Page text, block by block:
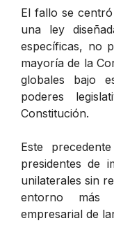
El fallo se
una ley
específicas, no
mayoría de la
globales bajo
poderes
Constitución.
Este
presidentes de
unilaterales sin
entorno más
empresarial de